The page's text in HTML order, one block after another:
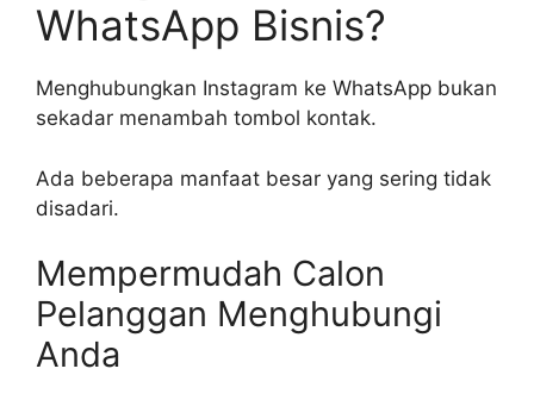
WhatsApp Bisnis?
Menghubungkan Instagram ke WhatsApp bukan
sekadar menambah tombol kontak.
Ada beberapa manfaat besar yang sering tidak
disadari.
Mempermudah Calon
Pelanggan Menghubungi
Anda